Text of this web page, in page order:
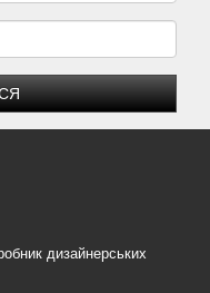
дизайнерських